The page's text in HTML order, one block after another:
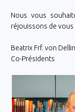
Nous vous
réjouissons de
Beatrix Frf. von
Co-Présidents